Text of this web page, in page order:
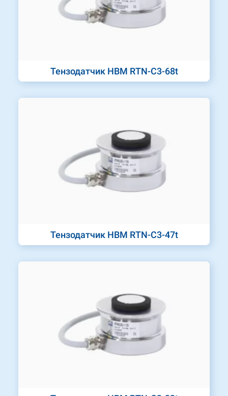
Тензодатчик HBM RTN-C3-68t
Тензодатчик HBM RTN-C3-47t